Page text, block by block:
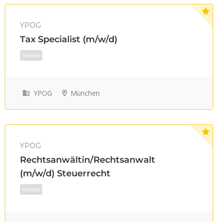
Vollzeit
YPOG
Tax Specialist (m/w/d)
YPOG München
YPOG
Rechtsanwältin/Rechtsanwalt
(m/w/d) Steuerrecht